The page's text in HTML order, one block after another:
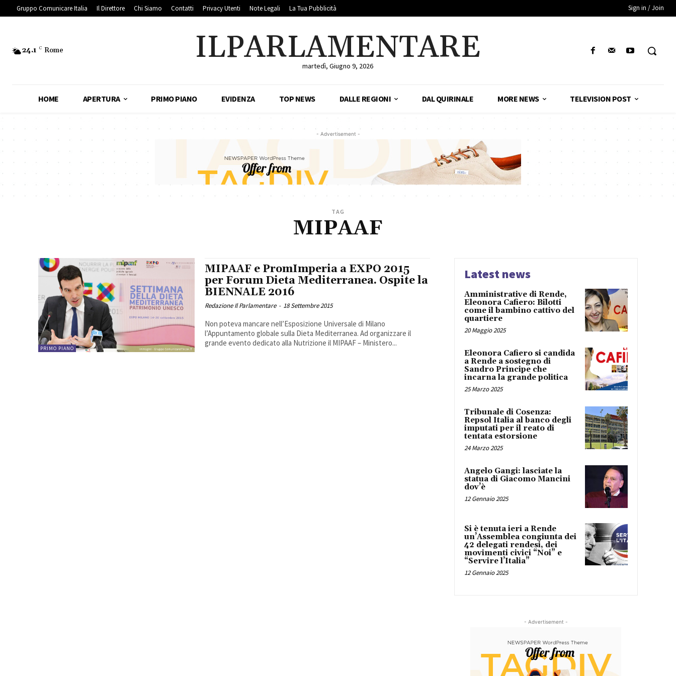
Gruppo Comunicare Italia Il Direttore Chi Siamo Contatti Privacy Utenti Note Legali La Tua Pubblicità Sign in / Join
24.1 C Rome ILPARLAMENTARE
martedì, Giugno 9, 2026
HOME APERTURA PRIMO PIANO EVIDENZA TOP NEWS DALLE REGIONI DAL QUIRINALE MORE NEWS TELEVISION POST
- Advertisement -
TAG
MIPAAF
PRIMO PIANO
MIPAAF e PromImperia a EXPO 2015
per Forum Dieta Mediterranea. Ospite la
BIENNALE 2016
Redazione Il Parlamentare - 18 Settembre 2015
Non poteva mancare nell’Esposizione Universale di Milano
l’Appuntamento globale sulla Dieta Mediterranea. Ad organizzare il
grande evento dedicato alla Nutrizione il MIPAAF – Ministero...
Latest news
Amministrative di Rende,
Eleonora Cafiero: Bilotti
come il bambino cattivo del
quartiere
20 Maggio 2025
Eleonora Cafiero si candida
a Rende a sostegno di
Sandro Principe che
incarna la grande politica
25 Marzo 2025
Tribunale di Cosenza:
Repsol Italia al banco degli
imputati per il reato di
tentata estorsione
24 Marzo 2025
Angelo Gangi: lasciate la
statua di Giacomo Mancini
dov’è
12 Gennaio 2025
Si è tenuta ieri a Rende
un’Assemblea congiunta dei
42 delegati rendesi, dei
movimenti civici “Noi” e
“Servire l’Italia”
12 Gennaio 2025
- Advertisement -